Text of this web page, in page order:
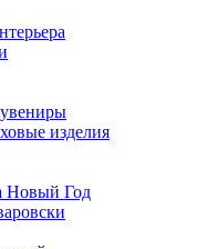
изделия
Новый Год